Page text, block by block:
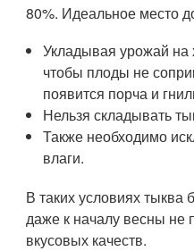
80%. Идеальное место
Укладывая урожай на
чтобы плоды не
появится порча и
Нельзя складывать
Также необходимо
влаги.
В таких условиях тыква
даже к началу весны не
вкусовых качеств.